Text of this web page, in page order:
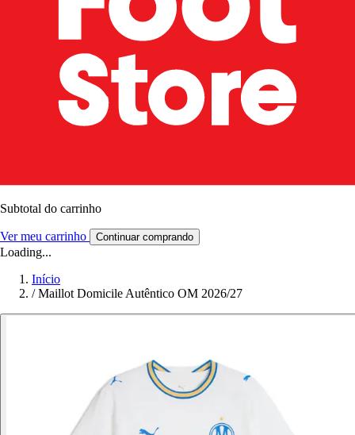
Subtotal do carrinho
Ver meu carrinho Continuar comprando
Loading...
Início
/ Maillot Domicile Autêntico OM 2026/27